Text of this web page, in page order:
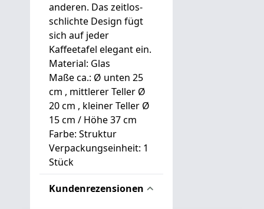
anderen. Das zeitlos-
schlichte Design fügt
sich auf jeder
Kaffeetafel elegant ein.
Material: Glas
Maße ca.: Ø unten 25
cm , mittlerer Teller Ø
20 cm , kleiner Teller Ø
15 cm / Höhe 37 cm
Farbe: Struktur
Verpackungseinheit: 1
Stück
Kundenrezensionen